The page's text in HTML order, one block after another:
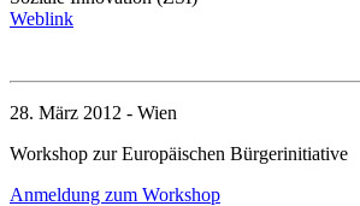
Weblink
28. März 2012 - Wien
Workshop zur Europäischen Bürgerinitiative
Anmeldung zum Workshop